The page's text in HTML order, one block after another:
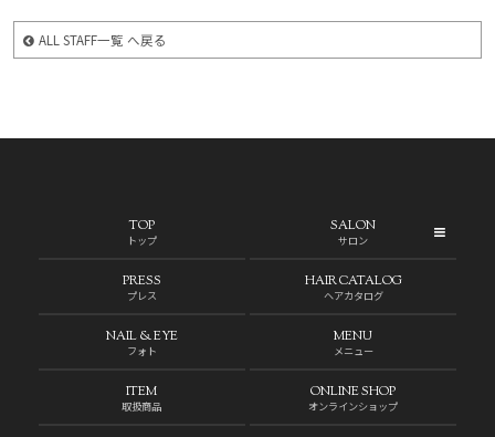
ALL STAFF一覧 へ戻る
TOP
トップ
SALON
サロン
PRESS
プレス
HAIR CATALOG
ヘアカタログ
NAIL & EYE
フォト
MENU
メニュー
ITEM
取扱商品
ONLINE SHOP
オンラインショップ